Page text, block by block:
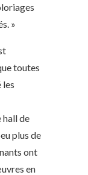
»
toutes
les
hall de
plus de
ont
en